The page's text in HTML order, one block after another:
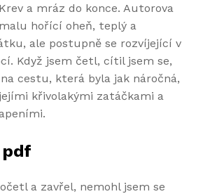
a mráz do konce. Autorova
hořící oheň, teplý a
ale postupně se rozvíjející v
Když jsem četl, cítil jsem se,
cestu, která byla jak náročná,
křivolakými zatáčkami a
pdf
a zavřel, nemohl jsem se